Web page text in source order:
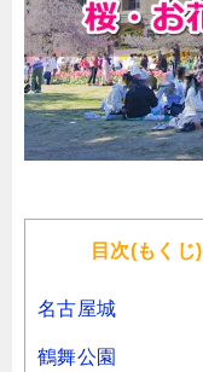
目次(もくじ)
名古屋城
鶴舞公園